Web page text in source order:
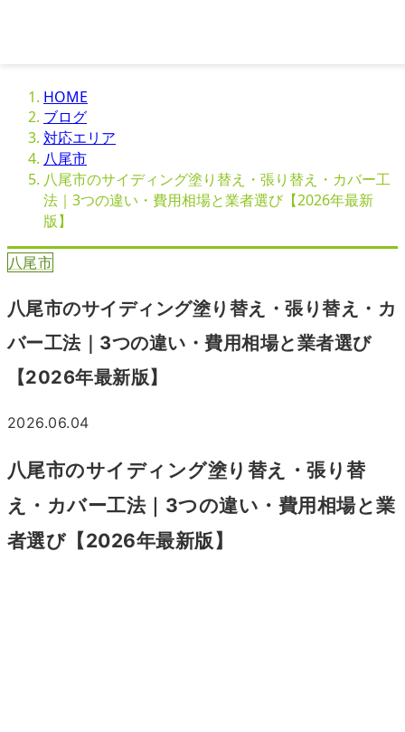
HOME
ブログ
対応エリア
八尾市
八尾市のサイディング塗り替え・張り替え・カバー工
法｜3つの違い・費用相場と業者選び【2026年最新
版】
八尾市
八尾市のサイディング塗り替え・張り替え・カ
バー工法｜3つの違い・費用相場と業者選び
【2026年最新版】
2026.06.04
八尾市のサイディング塗り替え・張り替
え・カバー工法｜3つの違い・費用相場と業
者選び【2026年最新版】